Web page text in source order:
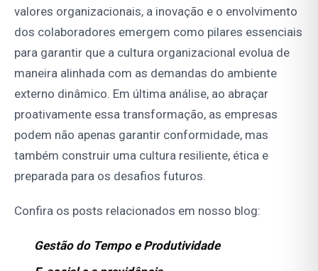
valores organizacionais, a inovação e o envolvimento
dos colaboradores emergem como pilares essenciais
para garantir que a cultura organizacional evolua de
maneira alinhada com as demandas do ambiente
externo dinâmico. Em última análise, ao abraçar
proativamente essa transformação, as empresas
podem não apenas garantir conformidade, mas
também construir uma cultura resiliente, ética e
preparada para os desafios futuros.
Confira os posts relacionados em nosso blog:
Gestão do Tempo e Produtividade